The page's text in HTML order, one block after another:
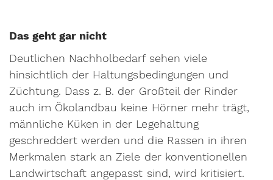
Das geht gar nicht
Deutlichen Nachholbedarf sehen viele
hinsichtlich der Haltungsbedingungen und
Züchtung. Dass z. B. der Großteil der Rinder
auch im Ökolandbau keine Hörner mehr trägt,
männliche Küken in der Legehaltung
geschreddert werden und die Rassen in ihren
Merkmalen stark an Ziele der konventionellen
Landwirtschaft angepasst sind, wird kritisiert.